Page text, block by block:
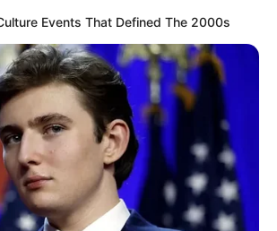
Events That Defined The 2000s